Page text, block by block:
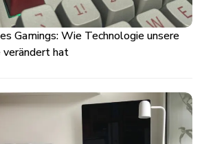
Gamings: Wie Technologie unsere
hat